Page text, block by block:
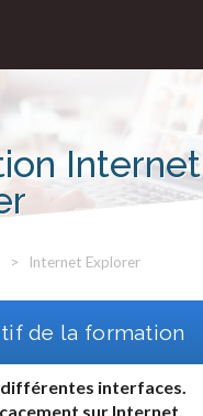
Internet
Internet Explorer
de la formation
interfaces.
sur Internet.